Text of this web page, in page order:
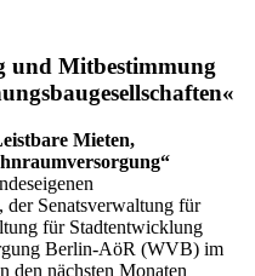
und Mitbestimmung
Mieten,
Senatsverwaltung für
für Stadtentwicklung
Berlin-AöR (WVB) im
den nächsten Monaten